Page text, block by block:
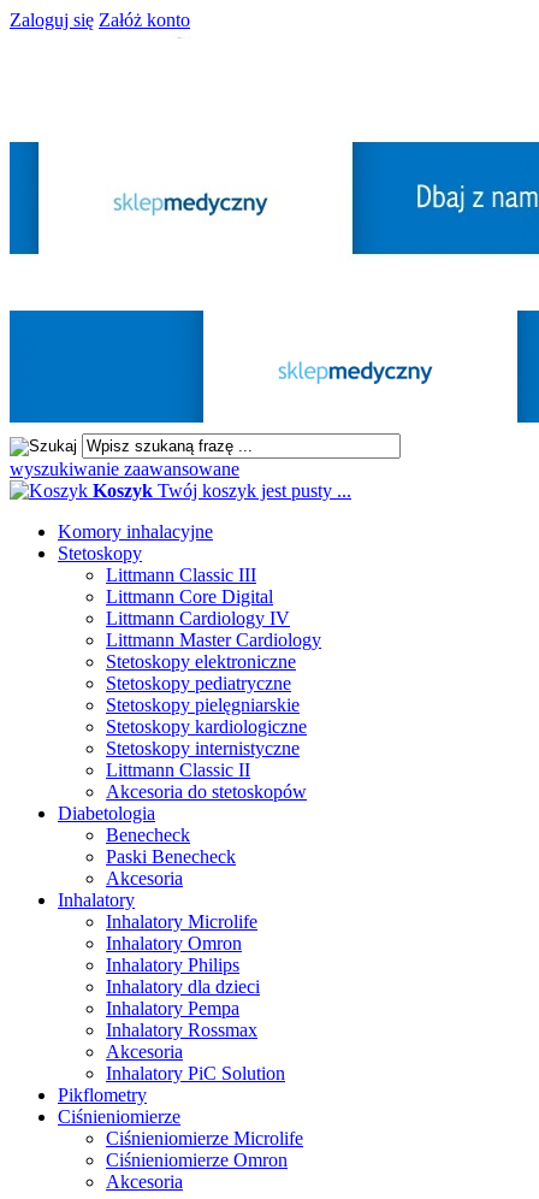
Zaloguj się Załóż konto
wyszukiwanie zaawansowane
Koszyk Twój koszyk jest pusty ...
Komory inhalacyjne
Stetoskopy
Littmann Classic III
Littmann Core Digital
Littmann Cardiology IV
Littmann Master Cardiology
Stetoskopy elektroniczne
Stetoskopy pediatryczne
Stetoskopy pielęgniarskie
Stetoskopy kardiologiczne
Stetoskopy internistyczne
Littmann Classic II
Akcesoria do stetoskopów
Diabetologia
Benecheck
Paski Benecheck
Akcesoria
Inhalatory
Inhalatory Microlife
Inhalatory Omron
Inhalatory Philips
Inhalatory dla dzieci
Inhalatory Pempa
Inhalatory Rossmax
Akcesoria
Inhalatory PiC Solution
Pikflometry
Ciśnieniomierze
Ciśnieniomierze Microlife
Ciśnieniomierze Omron
Akcesoria